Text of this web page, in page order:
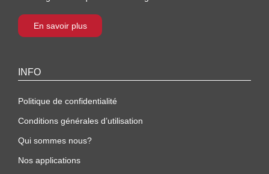
En savoir plus
INFO
Politique de confidentialité
Conditions générales d’utilisation
Qui sommes nous?
Nos applications